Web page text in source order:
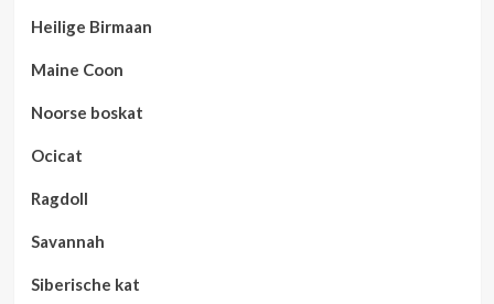
Heilige Birmaan
Maine Coon
Noorse boskat
Ocicat
Ragdoll
Savannah
Siberische kat